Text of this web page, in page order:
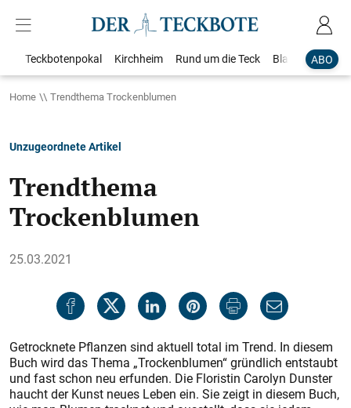
ABO
Teckbotenpokal Kirchheim Rund um die Teck Blaulicht
Home Trendthema Trockenblumen
Unzugeordnete Artikel
Trendthema
Trockenblumen
25.03.2021
Getrocknete Pflanzen sind aktuell total im Trend. In diesem
Buch wird das Thema „Trockenblumen“ gründlich entstaubt
und fast schon neu erfunden. Die Floristin Carolyn Dunster
haucht der Kunst neues Leben ein. Sie zeigt in diesem Buch,